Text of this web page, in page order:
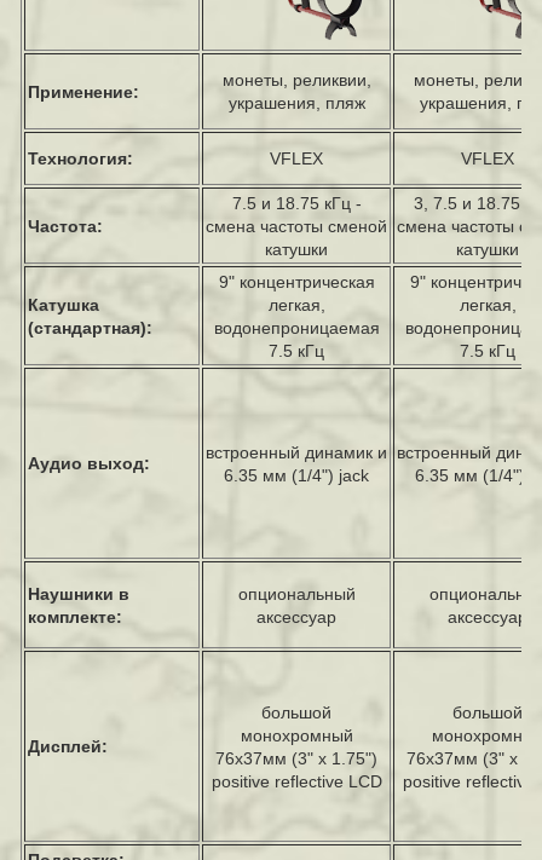
Применение:
монеты, реликвии,
украшения, пляж
монеты,
украшения,
Технология: VFLEX VFLEX
Частота:
7.5 и 18.75 кГц -
смена частоты сменой
катушки
3, 7.5 и 18.75
смена частоты
катушки
Катушка
(стандартная):
9" концентрическая
легкая,
водонепроницаемая
7.5 кГц
9"
легкая,
7.5 кГц
Аудио выход:
встроенный динамик и
6.35 мм (1/4") jack
встроенный
6.35 мм (1/4")
Наушники в
комплекте:
опциональный
аксессуар
аксессуар
Дисплей:
большой
монохромный
76x37мм (3" x 1.75")
positive reflective LCD
большой
76x37мм (3" x
positive reflective